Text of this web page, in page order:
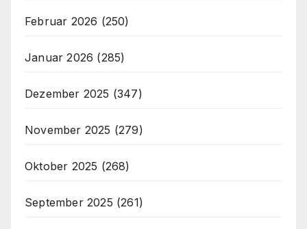
Februar 2026 (250)
Januar 2026 (285)
Dezember 2025 (347)
November 2025 (279)
Oktober 2025 (268)
September 2025 (261)